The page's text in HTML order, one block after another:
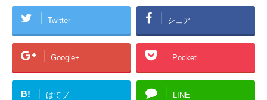
Twitter シェア
Google+ Pocket
B! はてブ LINE